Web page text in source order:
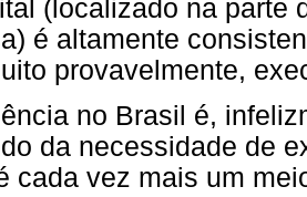
(localizado na parte
é altamente
provavelmente,
no Brasil é,
da necessidade de
cada vez mais um